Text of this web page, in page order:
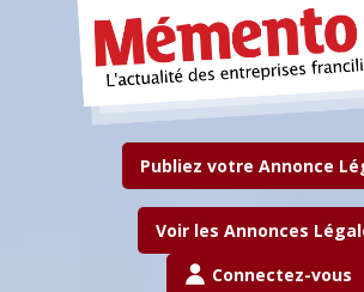
Publiez votre Annonce
Voir les Annonces
Connectez-vous